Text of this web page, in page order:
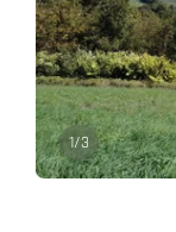
1/3